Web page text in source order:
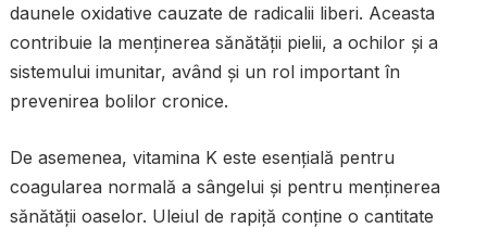
daunele oxidative cauzate de radicalii liberi. Aceasta
contribuie la menținerea sănătății pielii, a ochilor și a
sistemului imunitar, având și un rol important în
prevenirea bolilor cronice.
De asemenea, vitamina K este esențială pentru
coagularea normală a sângelui și pentru menținerea
sănătății oaselor. Uleiul de rapiță conține o cantitate